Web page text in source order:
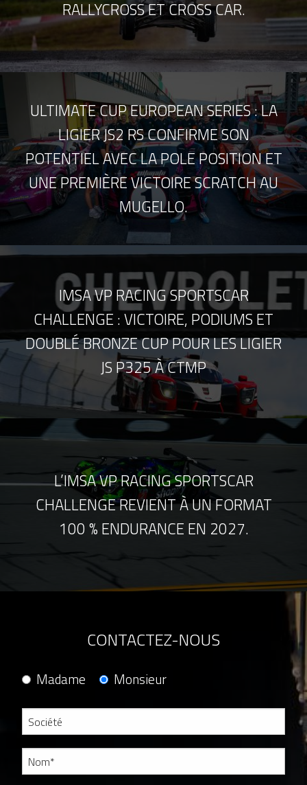
RALLYCROSS ET CROSS CAR.
ULTIMATE CUP EUROPEAN SERIES : LA
LIGIER JS2 RS CONFIRME SON
POTENTIEL AVEC LA POLE POSITION ET
UNE PREMIÈRE VICTOIRE SCRATCH AU
MUGELLO.
IMSA VP RACING SPORTSCAR
CHALLENGE : VICTOIRE, PODIUMS ET
DOUBLÉ BRONZE CUP POUR LES LIGIER
JS P325 À CTMP
L’IMSA VP RACING SPORTSCAR
CHALLENGE REVIENT À UN FORMAT
100 % ENDURANCE EN 2027.
CONTACTEZ-NOUS
Madame Monsieur